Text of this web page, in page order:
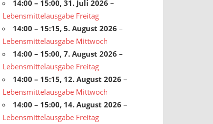
14:00 – 15:00,31. Juli 2026 –
Lebensmittelausgabe Freitag
14:00 – 15:15,5. August 2026 –
Lebensmittelausgabe Mittwoch
14:00 – 15:00,7. August 2026 –
Lebensmittelausgabe Freitag
14:00 – 15:15, 12. August 2026 –
Lebensmittelausgabe Mittwoch
14:00 – 15:00, 14. August 2026 –
Lebensmittelausgabe Freitag